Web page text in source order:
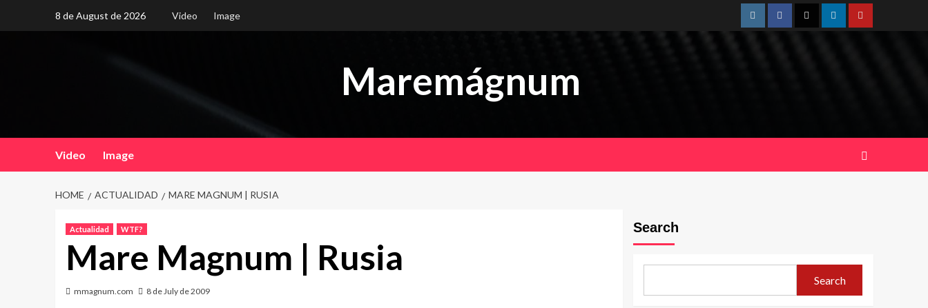
8 de August de 2026 Video Image
InstagramFacebookTwitterLinkedinYoutube
Maremágnum
Video Image
HOME ACTUALIDAD MARE MAGNUM | RUSIA
Actualidad WTF?
Mare Magnum | Rusia
mmagnum.com 8 de July de 2009
Search
Search